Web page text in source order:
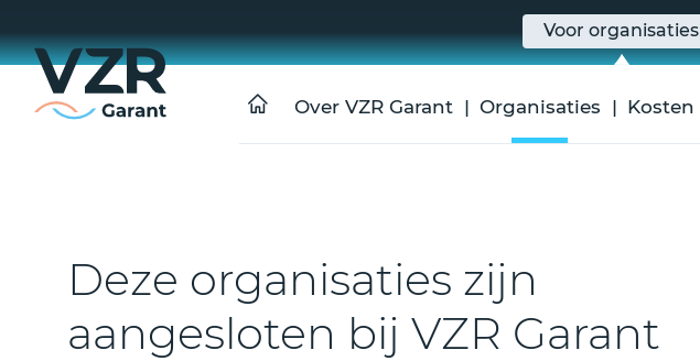
Voor organisaties
Over VZR Garant Organisaties Kosten
Deze organisaties zijn
aangesloten bij VZR Garant